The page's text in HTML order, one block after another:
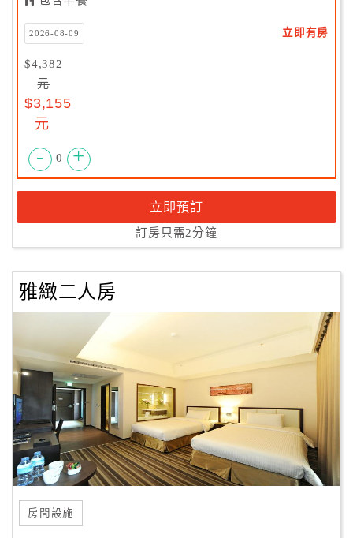
2026-08-09 立即有房
$4,382
元
$3,155
元
- 0 +
立即預訂
訂房只需2分鐘
雅緻二人房
房間設施